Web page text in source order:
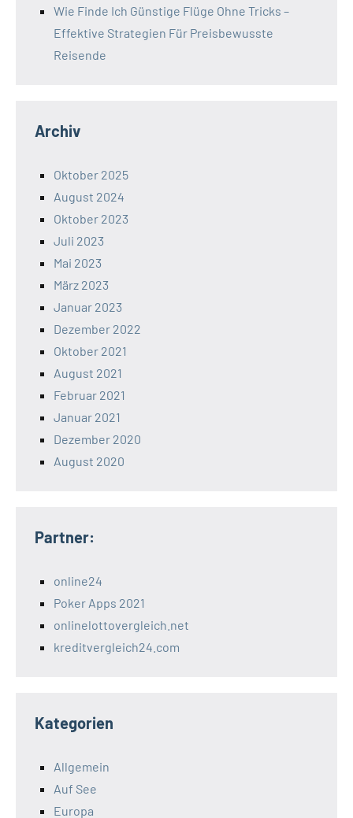
Wie Finde Ich Günstige Flüge Ohne Tricks –
Effektive Strategien Für Preisbewusste
Reisende
Archiv
Oktober 2025
August 2024
Oktober 2023
Juli 2023
Mai 2023
März 2023
Januar 2023
Dezember 2022
Oktober 2021
August 2021
Februar 2021
Januar 2021
Dezember 2020
August 2020
Partner:
online24
Poker Apps 2021
onlinelottovergleich.net
kreditvergleich24.com
Kategorien
Allgemein
Auf See
Europa